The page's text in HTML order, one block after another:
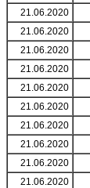
21.06.2020
21.06.2020
21.06.2020
21.06.2020
21.06.2020
21.06.2020
21.06.2020
21.06.2020
21.06.2020
21.06.2020